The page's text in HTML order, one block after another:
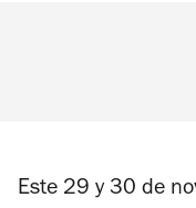
Este 29 y 30 de